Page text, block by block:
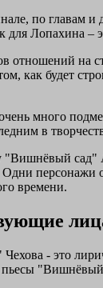
по главам
Лопахина –
отношений на
как будет
много
в
сад"
Одни
времени.
- это
пьесы